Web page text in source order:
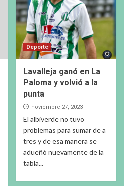
Deporte
Lavalleja ganó en La
Paloma y volvió a la
punta
noviembre 27, 2023
El albiverde no tuvo
problemas para sumar de a
tres y de esa manera se
adueñó nuevamente de la
tabla...